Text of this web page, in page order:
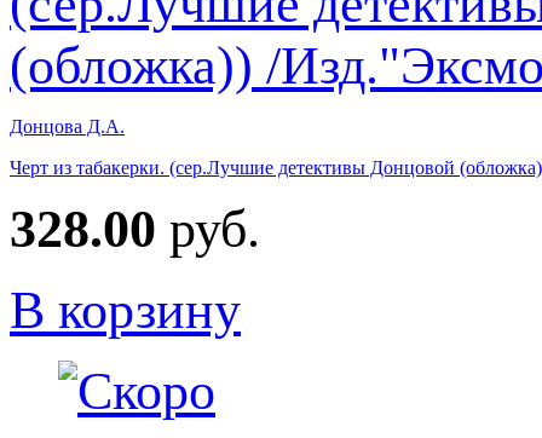
Донцова Д.А.
Черт из табакерки. (сер.Лучшие детективы Донцовой
328.00 руб.
В корзину